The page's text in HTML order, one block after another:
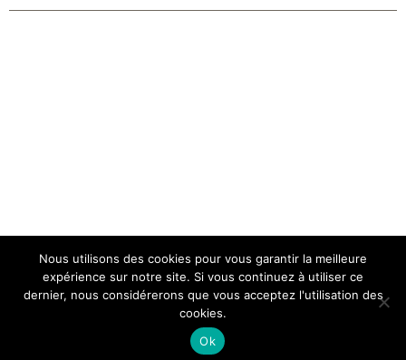
Copyright 2026 | Tous droits réservés |CGV Membership
FeelGood
Facebook
Nous utilisons des cookies pour vous garantir la meilleure
expérience sur notre site. Si vous continuez à utiliser ce
dernier, nous considérerons que vous acceptez l'utilisation des
cookies.
Ok